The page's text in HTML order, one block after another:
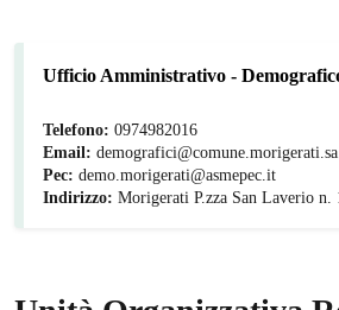
Ufficio Amministrativo -
Telefono: 0974982016
Email:
Pec: demo.morigerati@asmepec.it
Indirizzo: Morigerati P.zza San Laverio n.